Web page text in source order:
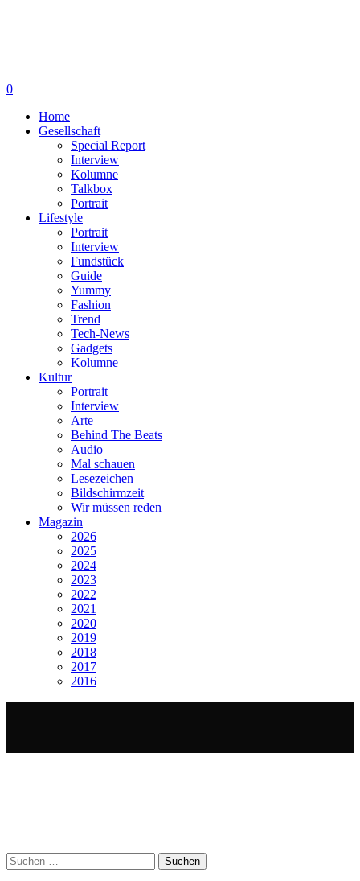
0
Home
Gesellschaft
Special Report
Interview
Kolumne
Talkbox
Portrait
Lifestyle
Portrait
Interview
Fundstück
Guide
Yummy
Fashion
Trend
Tech-News
Gadgets
Kolumne
Kultur
Portrait
Interview
Arte
Behind The Beats
Audio
Mal schauen
Lesezeichen
Bildschirmzeit
Wir müssen reden
Magazin
2026
2025
2024
2023
2022
2021
2020
2019
2018
2017
2016
Suchen
nach: